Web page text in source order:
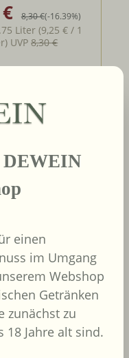
Regulärer Preis:
8,30 €(-16.39%)
Liter(9,25 € / 1
UVP8,30 €
DO
Navarra
Syrah
einen
im Umgang
Webshop
Getränken
zunächst zu
18 Jahre alt sind.